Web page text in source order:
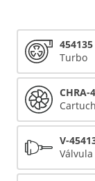
454135
Turbo
CHRA-
V-
Válvula